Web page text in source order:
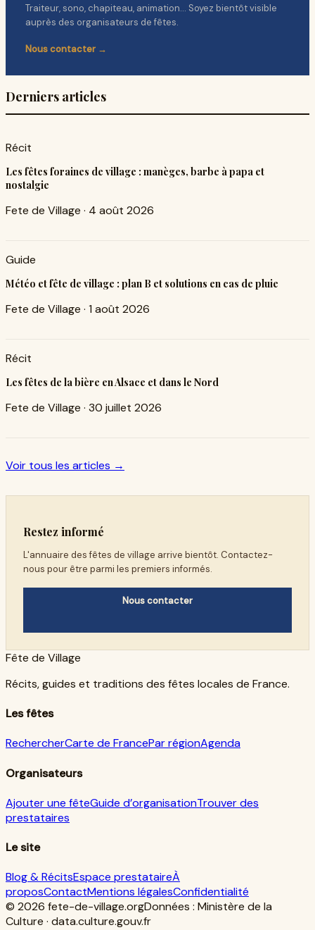
Traiteur, sono, chapiteau, animation… Soyez bientôt visible
auprès des organisateurs de fêtes.
Nous contacter →
Derniers articles
Récit
Les fêtes foraines de village : manèges, barbe à papa et
nostalgie
Fete de Village · 4 août 2026
Guide
Météo et fête de village : plan B et solutions en cas de pluie
Fete de Village · 1 août 2026
Récit
Les fêtes de la bière en Alsace et dans le Nord
Fete de Village · 30 juillet 2026
Voir tous les articles →
Restez informé
L'annuaire des fêtes de village arrive bientôt. Contactez-
nous pour être parmi les premiers informés.
Nous contacter
Fête de Village
Récits, guides et traditions des fêtes locales de France.
Les fêtes
RechercherCarte de FrancePar régionAgenda
Organisateurs
Ajouter une fêteGuide d’organisationTrouver des
prestataires
Le site
Blog & RécitsEspace prestataireÀ
proposContactMentions légalesConfidentialité
© 2026 fete-de-village.orgDonnées : Ministère de la
Culture · data.culture.gouv.fr